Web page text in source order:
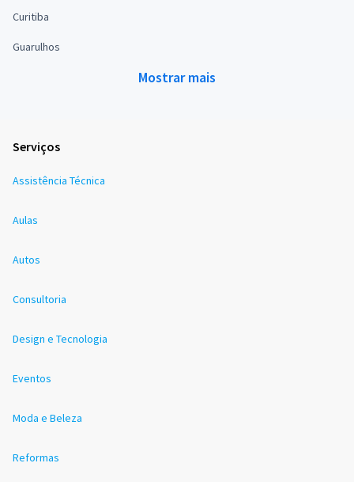
Curitiba
Guarulhos
Mostrar mais
Serviços
Assistência Técnica
Aulas
Autos
Consultoria
Design e Tecnologia
Eventos
Moda e Beleza
Reformas